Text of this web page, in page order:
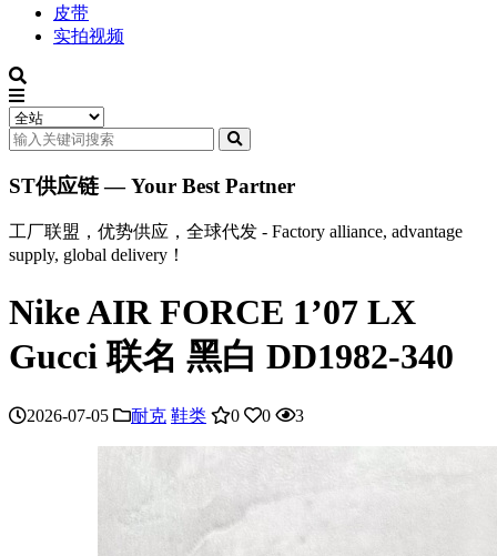
皮带
实拍视频
ST供应链 — Your Best Partner
工厂联盟，优势供应，全球代发 - Factory alliance, advantage
supply, global delivery！
Nike AIR FORCE 1’07 LX
Gucci 联名 黑白 DD1982-340
2026-07-05 耐克 鞋类 0 0 3